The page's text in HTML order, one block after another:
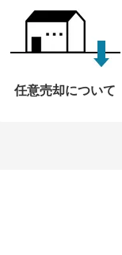
任意売却について